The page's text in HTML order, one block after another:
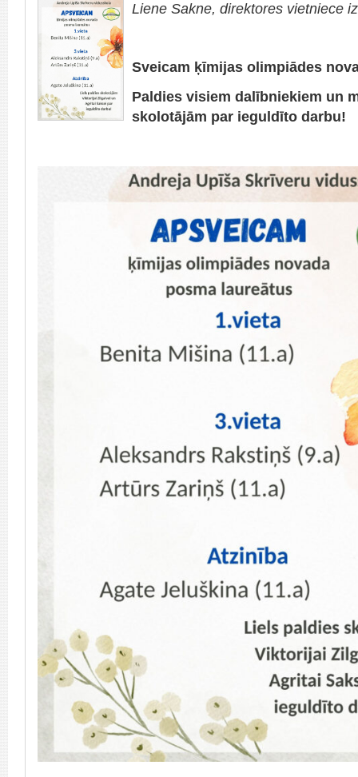
Liene Sakne, direktores vietniece
Sveicam ķīmijas olimpiādes
Paldies visiem dalībniekiem un
skolotājām par ieguldīto darbu!